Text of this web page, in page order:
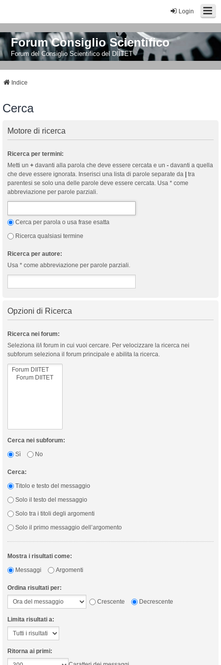
Login
Forum Consiglio Scientifico
Forum del Consiglio Scientifico del DIITET
Indice
Cerca
Motore di ricerca
Ricerca per termini:
Metti un + davanti alla parola che deve essere cercata e un - davanti a quella
che deve essere ignorata. Inserisci una lista di parole separate da
tra
parentesi se solo una delle parole deve essere cercata. Usa * come
abbreviazione per parole parziali.
Cerca per parola o usa frase esatta
Ricerca qualsiasi termine
Ricerca per autore:
Usa * come abbreviazione per parole parziali.
Opzioni di Ricerca
Ricerca nei forum:
Seleziona il/i forum in cui vuoi cercare. Per velocizzare la ricerca nei
subforum seleziona il forum principale e abilita la ricerca.
Cerca nei subforum:
Sì
No
Cerca:
Titolo e testo del messaggio
Solo il testo del messaggio
Solo tra i titoli degli argomenti
Solo il primo messaggio dell’argomento
Mostra i risultati come:
Messaggi
Argomenti
Ordina risultati per:
Crescente
Decrescente
Limita risultati a:
Ritorna ai primi: